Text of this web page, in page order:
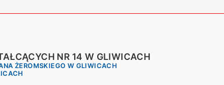
NR 14 W GLIWICACH
ŻEROMSKIEGO W GLIWICACH